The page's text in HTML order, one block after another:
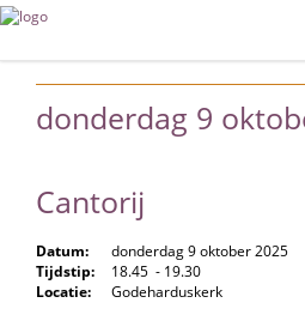
donderdag 9
Cantorij
Datum:
donderdag 9 oktober 2025
Tijdstip:
18.45 - 19.30
Locatie:
Godeharduskerk